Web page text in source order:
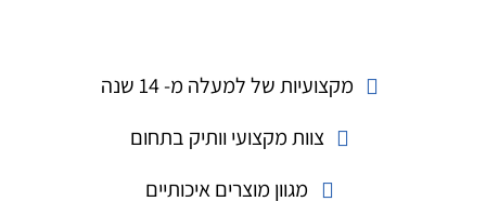
מקצועיות של למעלה מ- 14 שנה
צוות מקצועי וותיק בתחום
מגוון מוצרים איכותיים